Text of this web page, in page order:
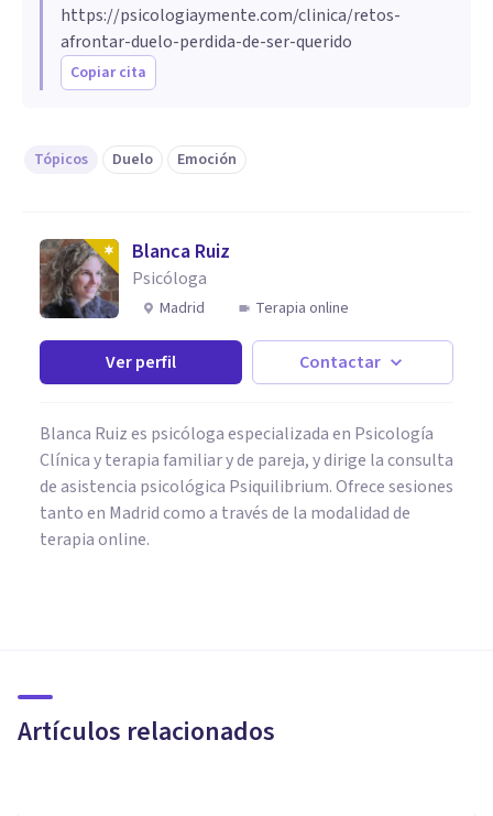
https://psicologiaymente.com/clinica/retos-
afrontar-duelo-perdida-de-ser-querido
Copiar cita
Tópicos Duelo Emoción
Blanca Ruiz
Psicóloga
Madrid Terapia online
Ver perfil Contactar
Blanca Ruiz es psicóloga especializada en Psicología
Clínica y terapia familiar y de pareja, y dirige la consulta
de asistencia psicológica Psiquilibrium. Ofrece sesiones
tanto en Madrid como a través de la modalidad de
terapia online.
Artículos relacionados
síntomas y cómo superarlo